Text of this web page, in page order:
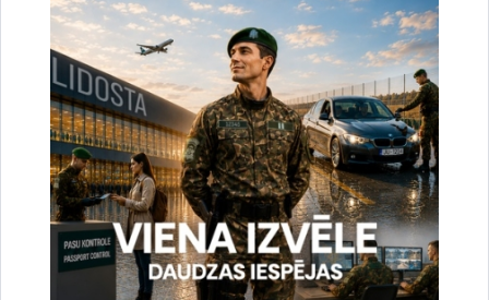
vīzu politikai (2021.-2027.)
2026. gada otrajā ceturksnī projektā "Automatizētās robežu
uzraudzības infrastruktūra" turpinājās Latvijas austrumu
robežas apsardzības tehnoloģiskā risinājuma izbūve un
attīstība. Projekta īstenošana norit atbilstoši plānotajam
grafikam…